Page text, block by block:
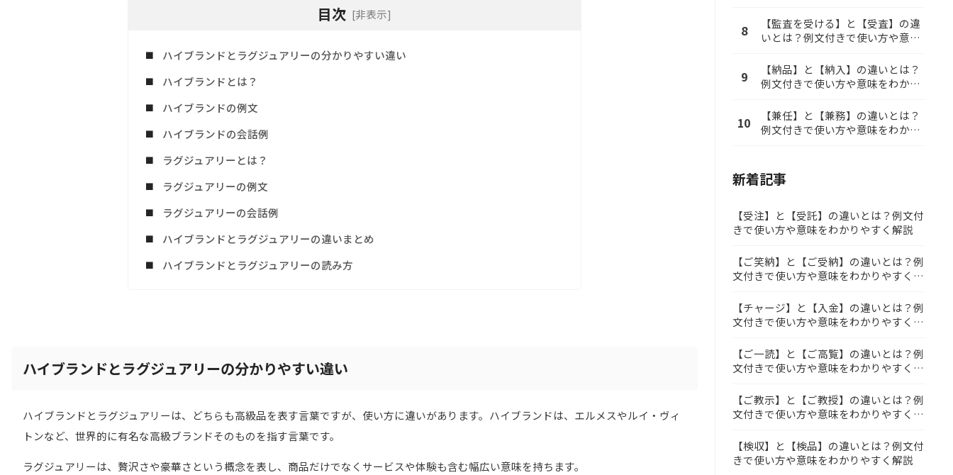
目次 [非表示]
ハイブランドとラグジュアリーの分かりやすい違い
ハイブランドとは？
ハイブランドの例文
ハイブランドの会話例
ラグジュアリーとは？
ラグジュアリーの例文
ラグジュアリーの会話例
ハイブランドとラグジュアリーの違いまとめ
ハイブランドとラグジュアリーの読み方
ハイブランドとラグジュアリーの分かりやすい違い
ハイブランドとラグジュアリーは、どちらも高級品を表す言葉ですが、使い方に違いがあります。ハイブランドは、エルメスやルイ・ヴィ
トンなど、世界的に有名な高級ブランドそのものを指す言葉です。
ラグジュアリーは、贅沢さや豪華さという概念を表し、商品だけでなくサービスや体験も含む幅広い意味を持ちます。
8
【監査を受ける】と【受査】の違
いとは？例文付きで使い方や意味
9
【納品】と【納入】の違いとは？
例文付きで使い方や意味をわかり
10
【兼任】と【兼務】の違いとは？
例文付きで使い方や意味をわかり
新着記事
【受注】と【受託】の違いとは？例文付
きで使い方や意味をわかりやすく解説
【ご笑納】と【ご受納】の違いとは？例
文付きで使い方や意味をわかりやすく解
【チャージ】と【入金】の違いとは？例
文付きで使い方や意味をわかりやすく解
【ご一読】と【ご高覧】の違いとは？例
文付きで使い方や意味をわかりやすく解
【ご教示】と【ご教授】の違いとは？例
文付きで使い方や意味をわかりやすく解
【検収】と【検品】の違いとは？例文付
きで使い方や意味をわかりやすく解説